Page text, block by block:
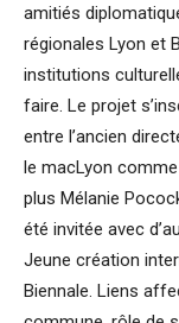
amitiés
régionales Lyon et
institutions
faire. Le projet
entre l’ancien
le macLyon
plus Mélanie
été invitée avec
Jeune création
Biennale. Liens